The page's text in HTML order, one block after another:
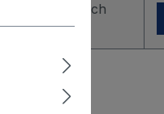
sehen Sie nach